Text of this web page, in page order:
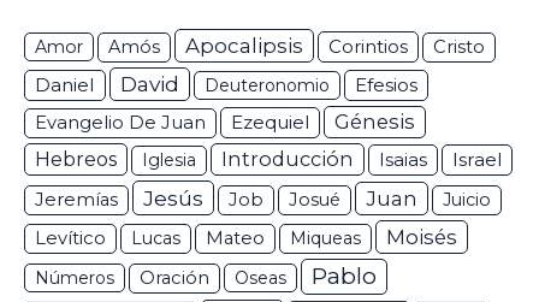
Amor Amós Apocalipsis Corintios Cristo
Daniel David Deuteronomio Efesios
Evangelio De Juan Ezequiel
Génesis
Hebreos
Iglesia Introducción Isaias Israel
Jeremías Jesús Job Josué Juan
Juicio
Levítico
Lucas Mateo Miqueas Moisés
Números Oración Oseas Pablo